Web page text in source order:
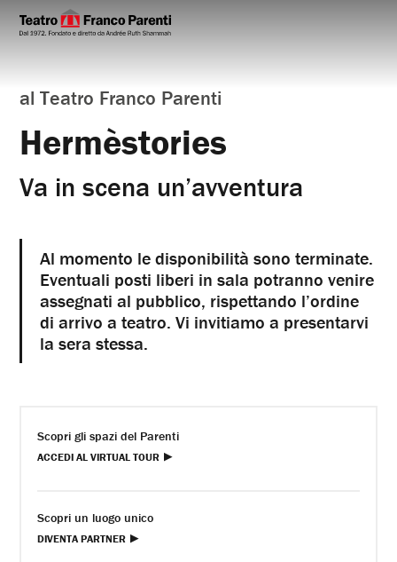
al Teatro Franco Parenti
Hermèstories
Va in scena un’avventura
Al momento le disponibilità sono terminate.
Eventuali posti liberi in sala potranno venire
assegnati al pubblico, rispettando l’ordine
di arrivo a teatro. Vi invitiamo a presentarvi
la sera stessa.
Scopri gli spazi del Parenti
ACCEDI AL VIRTUAL TOUR
Scopri un luogo unico
DIVENTA PARTNER